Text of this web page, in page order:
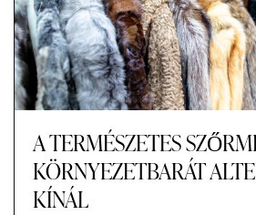
A TERMÉSZETES
KÖRNYEZETBARÁT
KÍNÁL